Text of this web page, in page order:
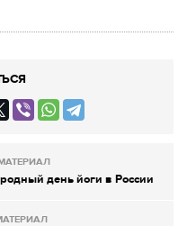
день йоги в России